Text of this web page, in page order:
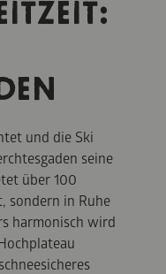
und die Ski
seine
über 100
sondern in Ruhe
harmonisch wird